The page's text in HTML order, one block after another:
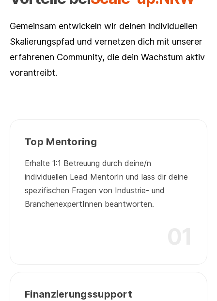
Gemeinsam entwickeln wir deinen individuellen
Skalierungspfad und vernetzen dich mit unserer
erfahrenen Community, die dein Wachstum aktiv
vorantreibt.
Top Mentoring
Erhalte 1:1 Betreuung durch deine/n
individuellen Lead MentorIn und lass dir deine
spezifischen Fragen von Industrie- und
BranchenexpertInnen beantworten.
Finanzierungssupport